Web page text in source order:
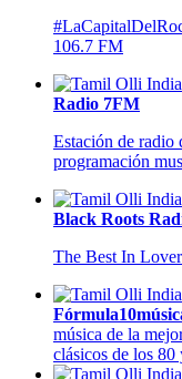
106.7 FM
Radio 7FM
Estación de radio
programación
Black Roots
The Best In
música de la
clásicos de los 80